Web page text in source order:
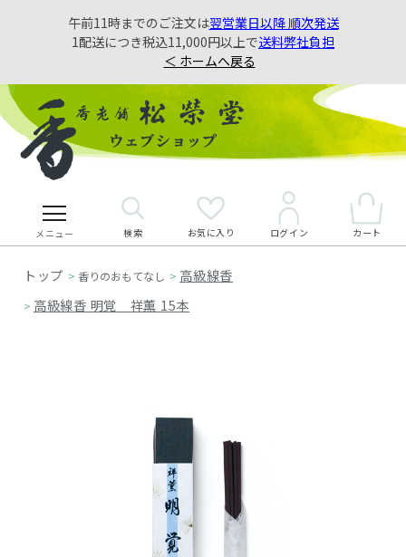
午前11時までのご注文は翌営業日以降 順次発送
1配送につき税込11,000円以上で送料弊社負担
＜ ホームへ戻る
メニュー 検索 お気に入り ログイン カート
> 香りのおもてなし > 高級線香
> 高級線香 明覚 祥薫 15本